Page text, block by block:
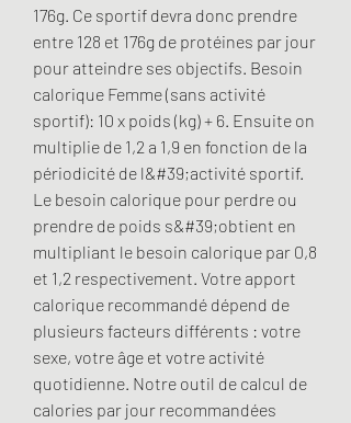
176g. Ce sportif devra donc prendre
entre 128 et 176g de protéines par jour
pour atteindre ses objectifs. Besoin
calorique Femme (sans activité
sportif): 10 x poids (kg) + 6. Ensuite on
multiplie de 1,2 a 1,9 en fonction de la
périodicité de l&#39;activité sportif.
Le besoin calorique pour perdre ou
prendre de poids s&#39;obtient en
multipliant le besoin calorique par 0,8
et 1,2 respectivement. Votre apport
calorique recommandé dépend de
plusieurs facteurs différents : votre
sexe, votre âge et votre activité
quotidienne. Notre outil de calcul de
calories par jour recommandées